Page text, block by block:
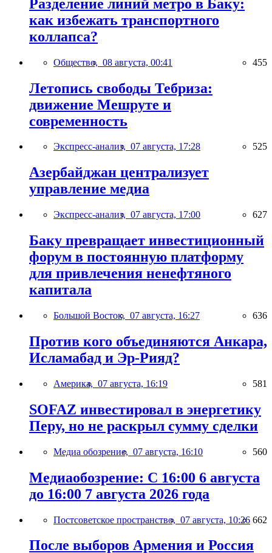
Разделение линий метро в Баку:
как избежать транспортного
коллапса?
Общество, 08 августа, 00:41 455
Летопись свободы Тебриза:
движение Мешруте и
современность
Экспресс-анализ, 07 августа, 17:28 525
Азербайджан централизует
управление медиа
Экспресс-анализ, 07 августа, 17:00 627
Баку превращает инвестиционный
форум в постоянную платформу
для привлечения ненефтяного
капитала
Большой Восток, 07 августа, 16:27 636
Против кого объединяются Анкара,
Исламабад и Эр-Рияд?
Америка, 07 августа, 16:19 581
SOFAZ инвестировал в энергетику
Перу, но не раскрыл сумму сделки
Медиа обозрение, 07 августа, 16:10 560
Медиаобозрение: С 16:00 6 августа
до 16:00 7 августа 2026 года
Постсоветское пространство, 07 августа, 10:26 662
После выборов Армения и Россия